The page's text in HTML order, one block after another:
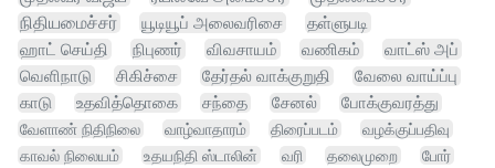
நிதியமைச்சர்
யூடியூப் அலைவரிசை
தள்ளுபடி
ஹாட் செய்தி
நிபுணர் விவசாயம் வணிகம்
வாட்ஸ் அப்
வெளிநாடு
சிகிச்சை தேர்தல் வாக்குறுதி
வேலை வாய்ப்பு
காடு
உதவித்தொகை சந்தை சேனல் போக்குவரத்து
வேளாண் நிதிநிலை வாழ்வாதாரம் திரைப்படம்
வழக்குப்பதிவு
காவல் நிலையம்
உதயநிதி ஸ்டாலின் வரி தலைமுறை போர்